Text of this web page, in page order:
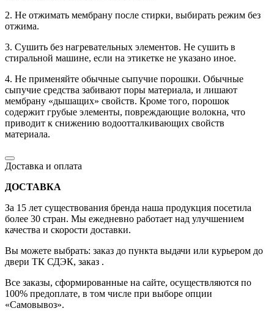
2. Не отжимать мембрану после стирки, выбирать режим без
отжима.
3. Сушить без нагревательных элементов. Не сушить в
стиральной машине, если на этикетке не указано иное.
4. Не применяйте обычные сыпучие порошки. Обычные
сыпучие средства забивают поры материала, и лишают
мембрану «дышащих» свойств. Кроме того, порошок
содержит грубые элементы, повреждающие волокна, что
приводит к снижению водоотталкивающих свойств
материала.
Доставка и оплата
ДОСТАВКА
За 15 лет существования бренда наша продукция посетила
более 30 стран. Мы ежедневно работает над улучшением
качества и скорости доставки.
Вы можете выбрать: заказ до пункта выдачи или курьером до
двери ТК СДЭК, заказ .
Все заказы, сформированные на сайте, осуществляются по
100% предоплате, в том числе при выборе опции
«Самовывоз».